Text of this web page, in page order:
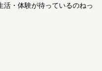
活・体験が待っているのねっ